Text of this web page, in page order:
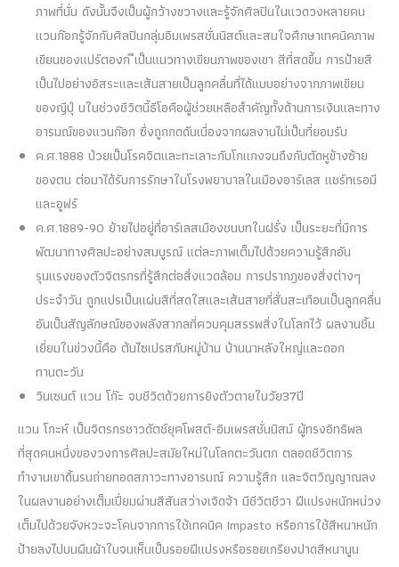
ภาพที่นั่น ดังนั้นจึงเป็นผู้กว้างขวางและรู้จักศิลปินในแวดวงหลายคน
แวนก๊อกรู้จักกับศิลปินกลุ่มอิมเพรสชั่นนิสต์และสนใจศึกษาเทคนิคภาพ
เขียนของแปร์ตองก ีเป็นแนวทางเขียนภาพของเขา สีที่สดขึ้น การป้ายสี
เป็นไปอย่างอิสระและเส้นสายเป็นลูกคลื่นที่ได้แบบอย่างจากภาพเขียน
ของญีปุ่ นในช่วงชีวิตนี้ธีโอคือผู้ช่วยเหลือสำคัญทั้งด้านการเงินและทาง
อารมณ์ของแวนก๊อก ซึ่งถูกกดดันเนื่องจากผลงานไม่เป็นที่ยอมรับ
ค.ศ.1888 ป่วยเป็นโรคจิตและทะเลาะกับโกแกงจนถึงกับตัดหูข้างซ้าย
ของตน ต่อมาได้รับการรักษาในโรงพยาบาลในเมืองอาร์เลส แชร์ทเรอมี
และอูฟร์
ค.ศ.1889-90 ย้ายไปอยู่ที่อาร์เลสเมืองชนบทในฝรั่ง เป็นระยะที่มีการ
พัฒนาทางศิลปะอย่างสมบูรณ์ แต่ละภาพเต็มไปด้วยความรู้สึกอัน
รุนแรงของตัวจิตรกรที่รู้สึกต่อสิ่งแวดล้อม การปรากฎของสิ่งต่างๆ
ประจำวัน ถูกแปรเป็นแผ่นสีที่สดใสและเส้นสายที่สั่นสะเทือนเป็นลูกคลื่น
อันเป็นสัญลักษณ์ของพลังสากลที่ควบคุมสรรพสิ่งในโลกไว้ ผลงานชิ้น
เยี่ยมในข่วงนี้คือ ต้นไซเปรสกับหมู่บ้าน บ้านนาหลังใหญ่และดอก
ทานตะวัน
วินเซนต์ แวน โก๊ะ จบชีวิตด้วยการยิงตัวตายในวัย37ปี
แวน โกะห์ เป็นจิตรกรชาวดัตช์ยุคโพสต์-อิมเพรสชั่นนิสม์ ผู้ทรงอิทธิพล
ที่สุดคนหนึ่งของวงการศิลปะสมัยใหม่ในโลกตะวันตก ตลอดชีวิตการ
ทำงานเขาดิ้นรนถ่ายทอดสภาวะทางอารมณ์ ความรู้สึก และจิตวิญญาณลง
ในผลงานอย่างเต็มเปี่ยมผ่านสีสันสว่างเจิดจ้า มีชีวิตชีวา ฝีแปรงหนักหน่วง
เต็มไปด้วยจังหวะจะโคนจากการใช้เทคนิค Impasto หรือการใช้สีหนาหนัก
ป้ายลงไปบนผืนผ้าใบจนเห็นเป็นรอยฝีแปรงหรือรอยเกรียงปาดสีหนานูน